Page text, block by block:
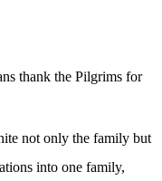
thank the Pilgrims for
not only the family but
into one family,